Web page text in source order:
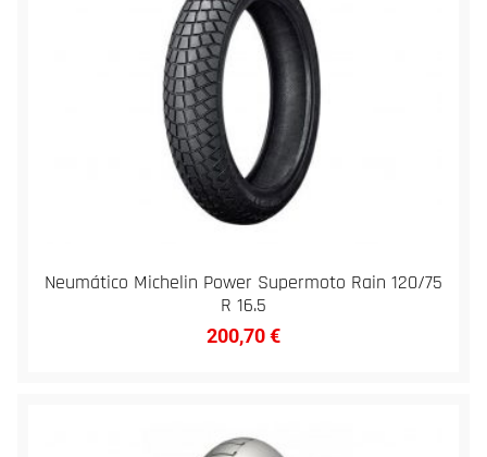
Neumático Michelin Power Supermoto Rain 120/75
R 16.5
200,70€